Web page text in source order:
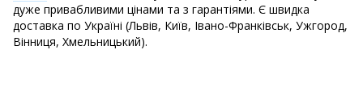
дуже привабливими цінами та з гарантіями. Є швидка
доставка по Україні (Львів, Київ, Івано-Франківськ, Ужгород,
Вінниця, Хмельницький).